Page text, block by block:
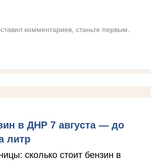
комментариев, станьте первым.
в ДНР 7 августа — до
литр
сколько стоит бензин в